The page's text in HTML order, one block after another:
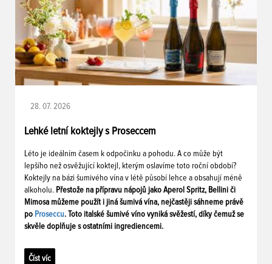
28. 07. 2026
Lehké letní koktejly s Proseccem
Léto je ideálním časem k odpočinku a pohodu. A co může být
lepšího než osvěžující koktejl, kterým oslavíme toto roční období?
Koktejly na bázi šumivého vína v létě působí lehce a obsahují méně
alkoholu. Přestože na přípravu nápojů jako Aperol Spritz, Bellini či
Mimosa můžeme použít i jiná šumivá vína, nejčastěji sáhneme právě
po Proseccu. Toto italské šumivé víno vyniká svěžestí, díky čemuž se
skvěle doplňuje s ostatními ingrediencemi.
Číst víc